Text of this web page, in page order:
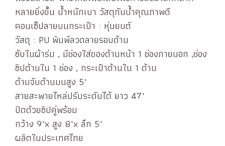
หลายยิ่งขึ้น น้ำหนักเบา วัสดุกันน้ำคุณภาพดี
คอนเซ็ปลายบนกระเป๋า : หุ่นยนต์
วัสดุ : PU พิมพ์ลวดลายรอบด้าน
ซับในผ้าร่ม , มีช่องใส่ของด้านหน้า 1 ช่องภายนอก ,ช่อง
ซิปด้านใน 1 ช่อง , กระเป๋าด้านใน 1 ด้าน
ด้ามจับด้านบนสูง 5"
สายสะพายไหล่ปรับระดับได้ ยาว 47"
ปิดด้วยซิปคู่พร้อม
กว้าง 9"x สูง 8"x ลึก 5"
ผลิตในประเทศไทย